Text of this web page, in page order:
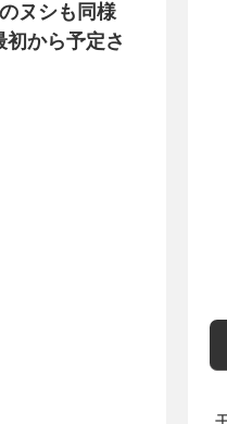
ヌシも同様
から予定さ